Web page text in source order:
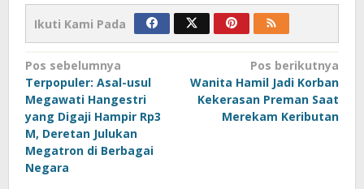
Ikuti Kami Pada
Navigasi
pos
Pos sebelumnya
Terpopuler: Asal-usul
Megawati Hangestri
yang Digaji Hampir Rp3
M, Deretan Julukan
Megatron di Berbagai
Negara
Pos berikutnya
Wanita Hamil Jadi Korban
Kekerasan Preman Saat
Merekam Keributan